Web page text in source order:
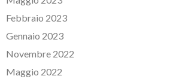
Febbraio 2023
Gennaio 2023
Novembre 2022
Maggio 2022